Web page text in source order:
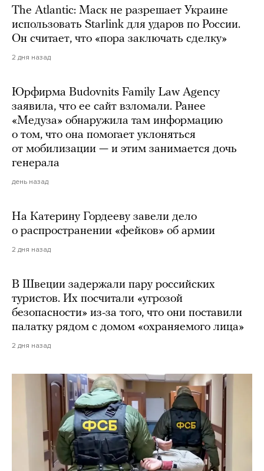
The Atlantic: Маск не разрешает Украине
использовать Starlink для ударов по России.
Он считает, что «пора заключать сделку»
2 дня назад
Юрфирма Budovnits Family Law Agency
заявила, что ее сайт взломали. Ранее
«Медуза» обнаружила там информацию
о том, что она помогает уклоняться
от мобилизации — и этим занимается дочь
генерала
день назад
На Катерину Гордееву завели дело
о распространении «фейков» об армии
2 дня назад
В Швеции задержали пару российских
туристов. Их посчитали «угрозой
безопасности» из-за того, что они поставили
палатку рядом с домом «охраняемого лица»
2 дня назад